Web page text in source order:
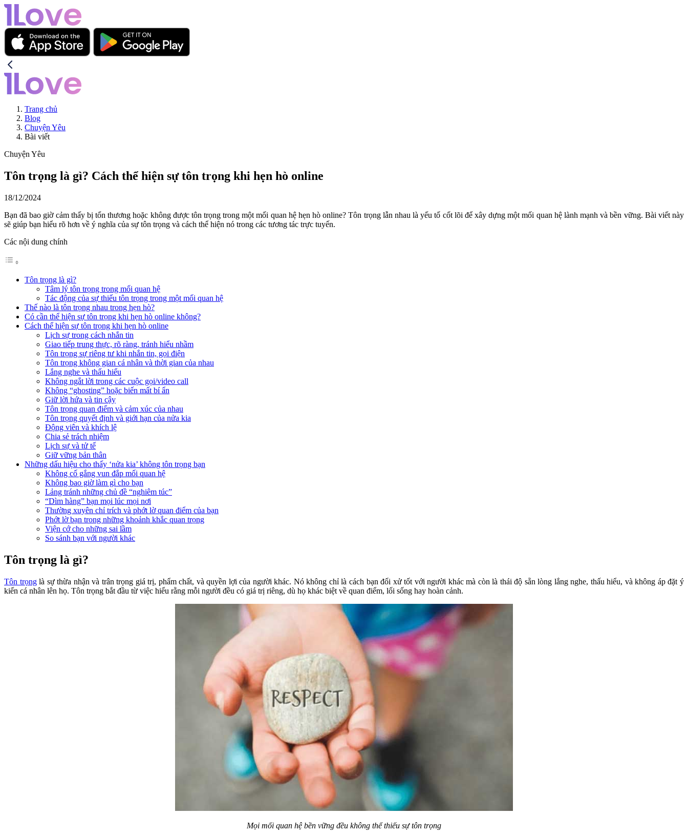
Trang chủ
Blog
Chuyện Yêu
Bài viết
Chuyện Yêu
Tôn trọng là gì? Cách thể hiện sự tôn trọng khi hẹn hò online
18/12/2024
Bạn đã bao giờ cảm thấy bị tổn thương hoặc không được tôn trọng trong một mối quan hệ hẹn hò online? Tôn trọng lẫn nhau là yếu tố cốt lõi để xây dựng một mối quan hệ lành mạnh và bền vững. Bài viết này
sẽ giúp bạn hiểu rõ hơn về ý nghĩa của sự tôn trọng và cách thể hiện nó trong các tương tác trực tuyến.
Các nội dung chính
Tôn trọng là gì?
Tâm lý tôn trọng trong mối quan hệ
Tác động của sự thiếu tôn trọng trong một mối quan hệ
Thế nào là tôn trọng nhau trong hẹn hò?
Có cần thể hiện sự tôn trọng khi hẹn hò online không?
Cách thể hiện sự tôn trọng khi hẹn hò online
Lịch sự trong cách nhắn tin
Giao tiếp trung thực, rõ ràng, tránh hiểu nhầm
Tôn trọng sự riêng tư khi nhắn tin, gọi điện
Tôn trọng không gian cá nhân và thời gian của nhau
Lắng nghe và thấu hiểu
Không ngắt lời trong các cuộc gọi/video call
Không “ghosting” hoặc biến mất bí ẩn
Giữ lời hứa và tin cậy
Tôn trọng quan điểm và cảm xúc của nhau
Tôn trọng quyết định và giới hạn của nửa kia
Động viên và khích lệ
Chia sẻ trách nhiệm
Lịch sự và tử tế
Giữ vững bản thân
Những dấu hiệu cho thấy ‘nửa kia’ không tôn trọng bạn
Không cố gắng vun đắp mối quan hệ
Không bao giờ làm gì cho bạn
Lảng tránh những chủ đề “nghiêm túc”
“Dìm hàng” bạn mọi lúc mọi nơi
Thường xuyên chỉ trích và phớt lờ quan điểm của bạn
Phớt lờ bạn trong những khoảnh khắc quan trọng
Viện cớ cho những sai lầm
So sánh bạn với người khác
Tôn trọng là gì?
Tôn trọnglà sự thừa nhận và trân trọng giá trị, phẩm chất, và quyền lợi của người khác. Nó không chỉ là cách bạn đối xử tốt với người khác mà còn là thái độ sẵn lòng lắng nghe, thấu hiểu, và không áp đặt ý
kiến cá nhân lên họ. Tôn trọng bắt đầu từ việc hiểu rằng mỗi người đều có giá trị riêng, dù họ khác biệt về quan điểm, lối sống hay hoàn cảnh.
Mọi mối quan hệ bền vững đều không thể thiếu sự tôn trọng